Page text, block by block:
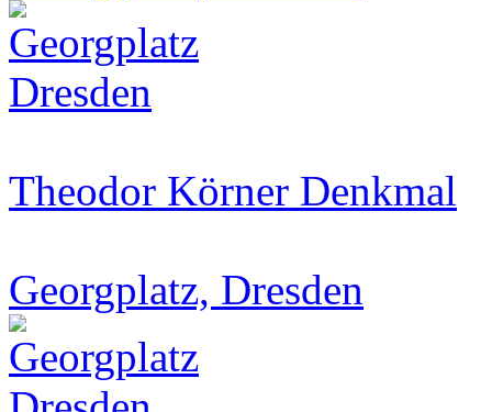
Theodor Körner Denkmal
Georgplatz, Dresden